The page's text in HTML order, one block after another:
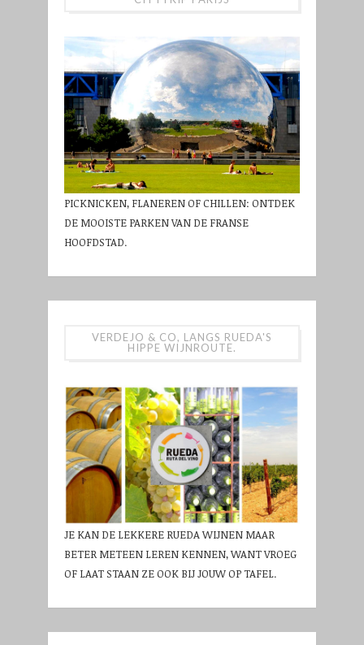
PICKNICKEN, FLANEREN OF CHILLEN: ONTDEK
DE MOOISTE PARKEN VAN DE FRANSE
HOOFDSTAD.
VERDEJO & CO, LANGS RUEDA'S
HIPPE WIJNROUTE.
JE KAN DE LEKKERE RUEDA WIJNEN MAAR
BETER METEEN LEREN KENNEN, WANT VROEG
OF LAAT STAAN ZE OOK BIJ JOUW OP TAFEL.